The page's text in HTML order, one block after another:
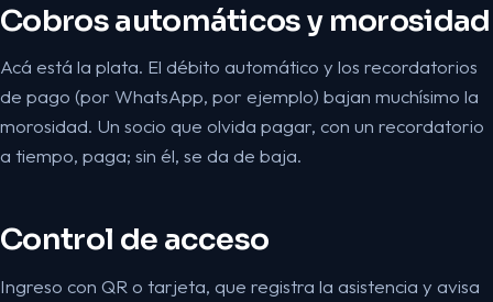
Cobros automáticos y morosidad
Acá está la plata. El débito automático y los recordatorios
de pago (por WhatsApp, por ejemplo) bajan muchísimo la
morosidad. Un socio que olvida pagar, con un recordatorio
a tiempo, paga; sin él, se da de baja.
Control de acceso
Ingreso con QR o tarjeta, que registra la asistencia y avisa